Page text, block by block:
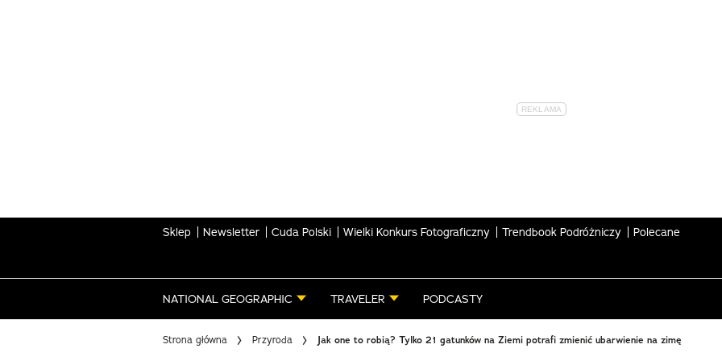
Sklep Newsletter Cuda Polski Wielki Konkurs Fotograficzny Trendbook Podróżniczy Polecane
NATIONAL GEOGRAPHIC TRAVELER PODCASTY
Strona główna Przyroda Jak one to robią? Tylko 21 gatunków na Ziemi potrafi zmienić ubarwienie na zimę